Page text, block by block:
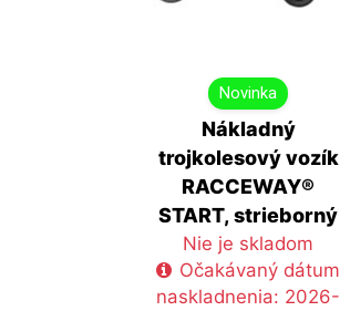
Novinka
Nákladný
trojkolesový vozík
RACCEWAY®
START, strieborný
Nie je skladom
Očakávaný dátum
naskladnenia: 2026-